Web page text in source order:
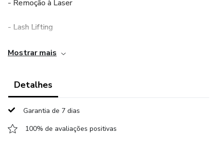
- Remoção à Laser
- Lash Lifting
- Brow Lamination
- Esteticistas e muito mais.
Desenvolvido por uma profissional da área que conhece
suas necessidades e dores.
Mostrar mais
Detalhes
Garantia de 7 dias
100% de avaliações positivas